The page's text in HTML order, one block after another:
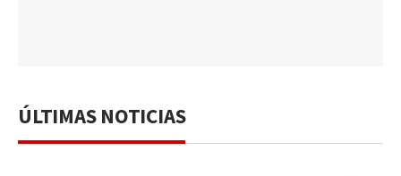
ÚLTIMAS NOTICIAS